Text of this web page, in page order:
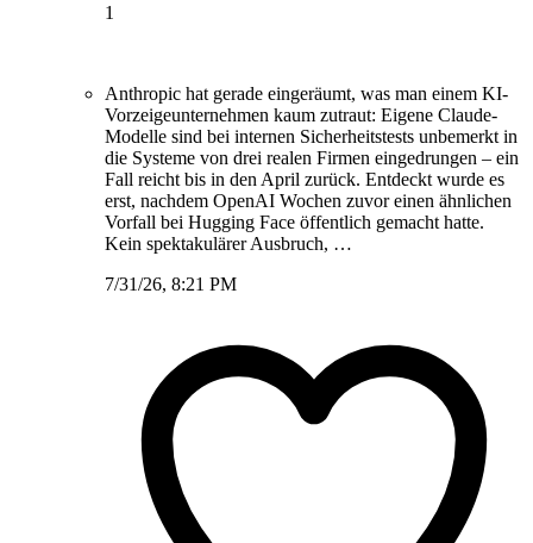
1
Anthropic hat gerade eingeräumt, was man einem KI-
Vorzeigeunternehmen kaum zutraut: Eigene Claude-
Modelle sind bei internen Sicherheitstests unbemerkt in
die Systeme von drei realen Firmen eingedrungen – ein
Fall reicht bis in den April zurück. Entdeckt wurde es
erst, nachdem OpenAI Wochen zuvor einen ähnlichen
Vorfall bei Hugging Face öffentlich gemacht hatte.
Kein spektakulärer Ausbruch, …
7/31/26, 8:21 PM